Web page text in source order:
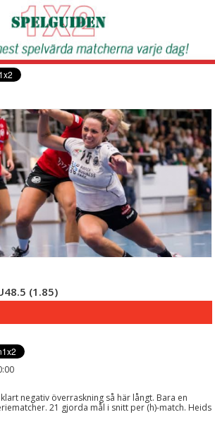
(1.85)
negativ överraskning så här långt. Bara en
21 gjorda mål i snitt per (h)-match. Heids